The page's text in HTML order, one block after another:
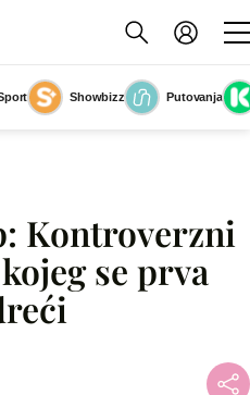
Showbizz
Putovanja
Melania Trump
(Foto: AFP)
Kontroverzni
se prva